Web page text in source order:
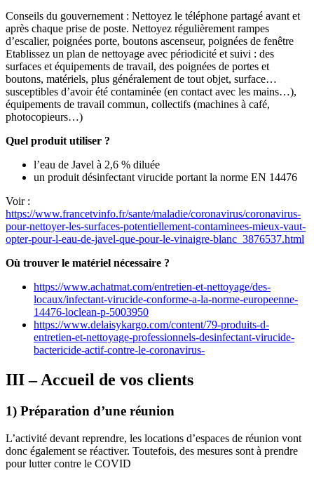
Conseils du gouvernement : Nettoyez le téléphone partagé avant et
après chaque prise de poste. Nettoyez régulièrement rampes
d’escalier, poignées porte, boutons ascenseur, poignées de fenêtre
Etablissez un plan de nettoyage avec périodicité et suivi : des
surfaces et équipements de travail, des poignées de portes et
boutons, matériels, plus généralement de tout objet, surface…
susceptibles d’avoir été contaminée (en contact avec les mains…),
équipements de travail commun, collectifs (machines à café,
photocopieurs…)
Quel produit utiliser ?
l’eau de Javel à 2,6 % diluée
un produit désinfectant virucide portant la norme EN 14476
Voir :
https://www.francetvinfo.fr/sante/maladie/coronavirus/coronavirus-
pour-nettoyer-les-surfaces-potentiellement-contaminees-mieux-vaut-
opter-pour-l-eau-de-javel-que-pour-le-vinaigre-blanc_3876537.html
Où trouver le matériel nécessaire ?
https://www.achatmat.com/entretien-et-nettoyage/des-
locaux/infectant-virucide-conforme-a-la-norme-europeenne-
14476-loclean-p-5003950
https://www.delaisykargo.com/content/79-produits-d-
entretien-et-nettoyage-professionnels-desinfectant-virucide-
bactericide-actif-contre-le-coronavirus-
III – Accueil de vos clients
1) Préparation d’une réunion
L’activité devant reprendre, les locations d’espaces de réunion vont
donc également se réactiver. Toutefois, des mesures sont à prendre
pour lutter contre le COVID